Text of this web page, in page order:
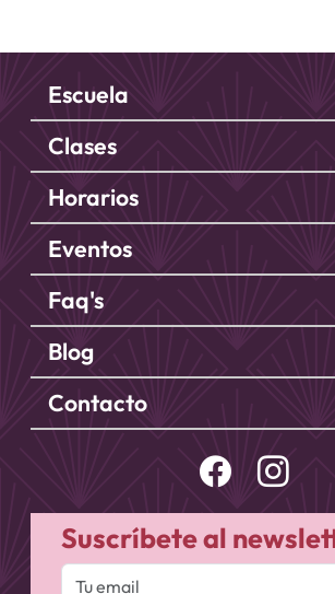
Escuela
Clases
Horarios
Eventos
Faq's
Blog
Contacto
Suscríbete al